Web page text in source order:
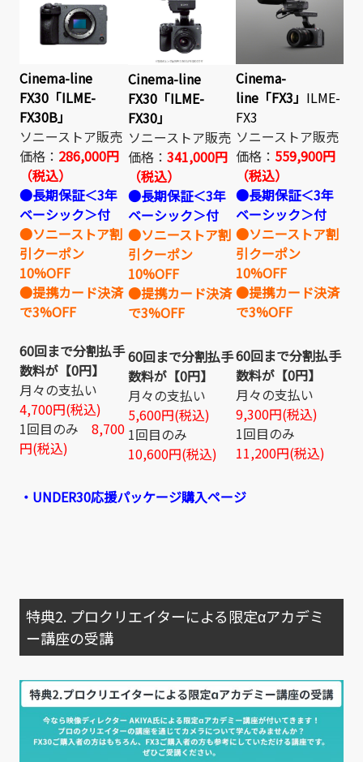
Cinema-line
FX30「ILME-
FX30B」
ソニーストア販売
価格： 286,000円
（税込）
●長期保証＜3年
ベーシック＞付
●ソニーストア割
引クーポン
10%OFF
●提携カード決済
で3%OFF
60回まで分割払手
数料が【0円】
月々の支払い
4,700円(税込)
1回目のみ 8,700
円(税込)
Cinema-line
FX30「ILME-
FX30」
ソニーストア販売
価格： 341,000円
（税込）
●長期保証＜3年
ベーシック＞付
●ソニーストア割
引クーポン
10%OFF
●提携カード決済
で3%OFF
60回まで分割払手
数料が【0円】
月々の支払い
5,600円(税込)
1回目のみ
10,600円(税込)
Cinema-
line「FX3」 ILME-
FX3
ソニーストア販売
価格： 559,900円
（税込）
●長期保証＜3年
ベーシック＞付
●ソニーストア割
引クーポン
10%OFF
●提携カード決済
で3%OFF
60回まで分割払手
数料が【0円】
月々の支払い
9,300円(税込)
1回目のみ
11,200円(税込)
・UNDER30応援パッケージ購入ページ
特典2. プロクリエイターによる限定αアカデミ
ー講座の受講